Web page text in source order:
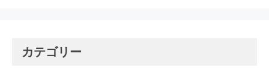
カテゴリー